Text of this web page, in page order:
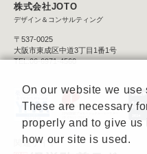
株式会社JOTO
デザイン＆コンサルティング
〒537-0025
大阪市東成区中道3丁目1番1号
TEL:06-6971-4560
関連サイト
On our website we use
These are necessary
properly and to give us
how our site is used.